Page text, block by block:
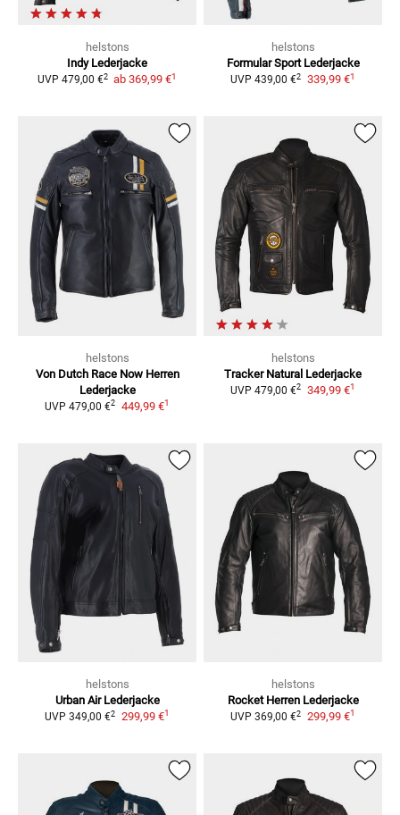
helstons
Indy Lederjacke
UVP 479,00 €2 ab 369,99 €1
helstons
Formular Sport Lederjacke
UVP 439,00 €2 339,99 €1
helstons
Von Dutch Race Now Herren
Lederjacke
UVP 479,00 €2 449,99 €1
helstons
Tracker Natural Lederjacke
UVP 479,00 €2 349,99 €1
helstons
Urban Air Lederjacke
UVP 349,00 €2 299,99 €1
helstons
Rocket Herren Lederjacke
UVP 369,00 €2 299,99 €1